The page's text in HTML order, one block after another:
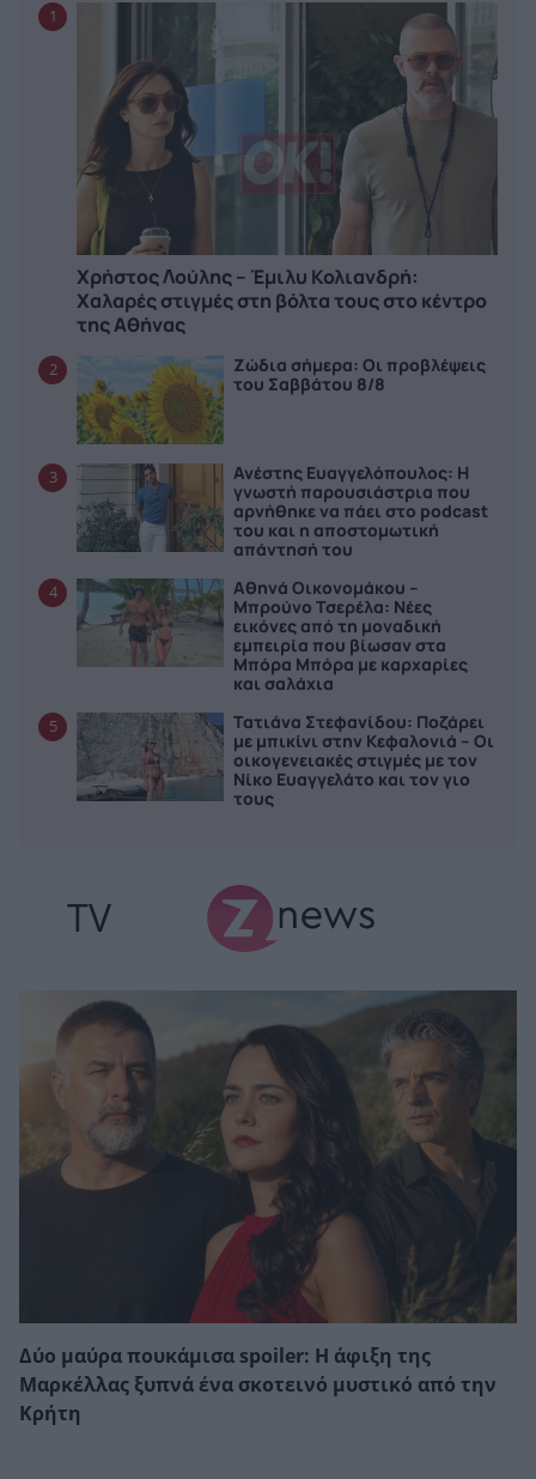
1
Χρήστος Λούλης – Έμιλυ Κολιανδρή:
Χαλαρές στιγμές στη βόλτα τους στο κέντρο
της Αθήνας
2
Ζώδια σήμερα: Οι προβλέψεις
του Σαββάτου 8/8
3
Ανέστης Ευαγγελόπουλος: Η
γνωστή παρουσιάστρια που
αρνήθηκε να πάει στο podcast
του και η αποστομωτική
απάντησή του
4
Αθηνά Οικονομάκου –
Μπρούνο Τσερέλα: Νέες
εικόνες από τη μοναδική
εμπειρία που βίωσαν στα
Μπόρα Μπόρα με καρχαρίες
και σαλάχια
5
Τατιάνα Στεφανίδου: Ποζάρει
με μπικίνι στην Κεφαλονιά – Οι
οικογενειακές στιγμές με τον
Νίκο Ευαγγελάτο και τον γιο
τους
TV
Δύο μαύρα πουκάμισα spoiler: Η άφιξη της
Μαρκέλλας ξυπνά ένα σκοτεινό μυστικό από την
Κρήτη